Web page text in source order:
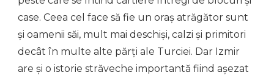
case. Ceea cel face să fie un oraș atrăgător sunt
și oamenii săi, mult mai deschiși, calzi și primitori
decât în multe alte părți ale Turciei. Dar Izmir
are și o istorie străveche importantă fiind așezat